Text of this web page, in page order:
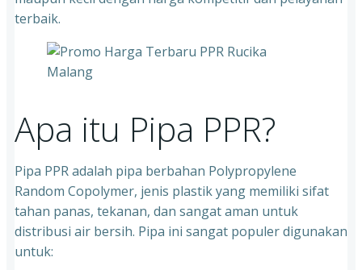
terbaik.
Apa itu Pipa PPR?
Pipa PPR adalah pipa berbahan Polypropylene
Random Copolymer, jenis plastik yang memiliki sifat
tahan panas, tekanan, dan sangat aman untuk
distribusi air bersih. Pipa ini sangat populer digunakan
untuk: